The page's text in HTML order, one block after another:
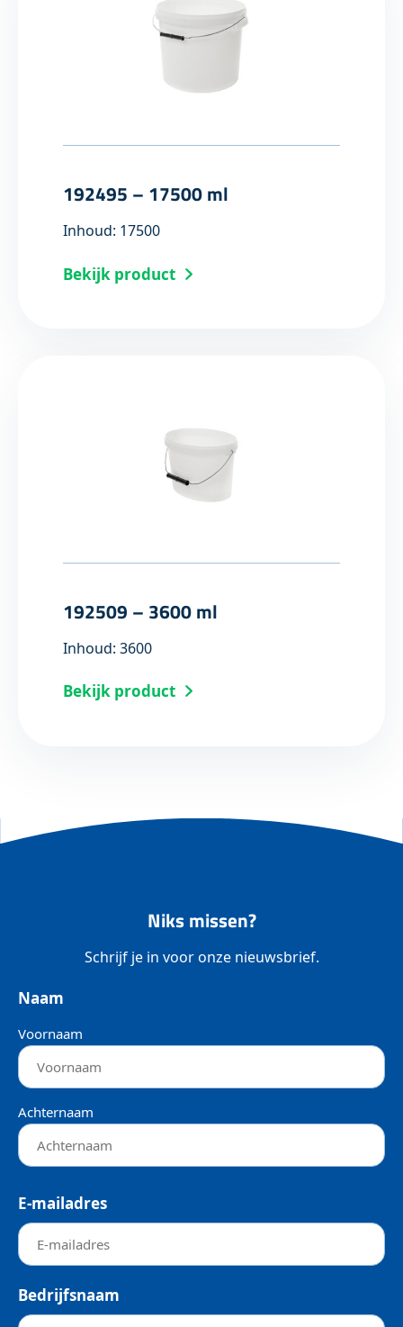
192495 – 17500 ml
Inhoud: 17500
Bekijk product
192509 – 3600 ml
Inhoud: 3600
Bekijk product
Niks missen?
Schrijf je in voor onze nieuwsbrief.
Naam
Voornaam
Achternaam
E-mailadres
Bedrijfsnaam